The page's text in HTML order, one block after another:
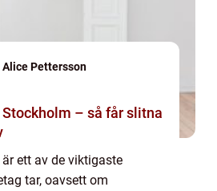
Alice Pettersson
– så får slitna
ett av de viktigaste
tar, oavsett om